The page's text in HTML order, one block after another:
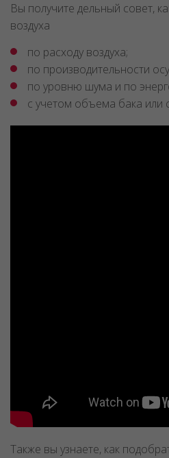
Вы получите дельный совет,
воздуха
по расходу воздуха;
по производительности
по уровню шума и по
с учетом объема бака или
Также вы узнаете, как